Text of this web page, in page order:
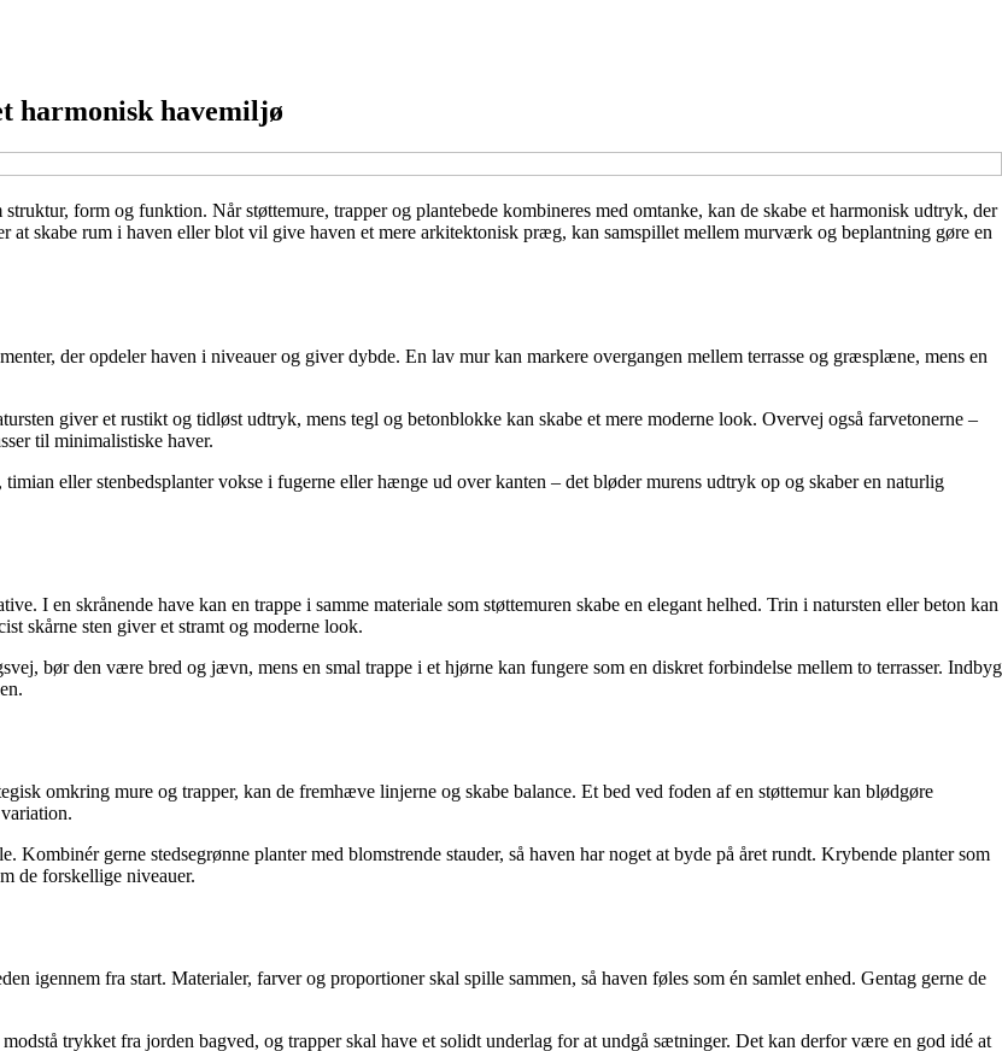
harmonisk havemiljø
form og funktion. Når støttemure, trapper og plantebede kombineres med omtanke, kan de skabe et harmonisk udtryk, der
at skabe rum i haven eller blot vil give haven et mere arkitektonisk præg, kan samspillet mellem murværk og beplantning gøre en
der opdeler haven i niveauer og giver dybde. En lav mur kan markere overgangen mellem terrasse og græsplæne, mens en
giver et rustikt og tidløst udtryk, mens tegl og betonblokke kan skabe et mere moderne look. Overvej også farvetonerne –
til minimalistiske haver.
eller stenbedsplanter vokse i fugerne eller hænge ud over kanten – det bløder murens udtryk op og skaber en naturlig
I en skrånende have kan en trappe i samme materiale som støttemuren skabe en elegant helhed. Trin i natursten eller beton kan
skårne sten giver et stramt og moderne look.
bør den være bred og jævn, mens en smal trappe i et hjørne kan fungere som en diskret forbindelse mellem to terrasser. Indbyg
omkring mure og trapper, kan de fremhæve linjerne og skabe balance. Et bed ved foden af en støttemur kan blødgøre
gerne stedsegrønne planter med blomstrende stauder, så haven har noget at byde på året rundt. Krybende planter som
de forskellige niveauer.
igennem fra start. Materialer, farver og proportioner skal spille sammen, så haven føles som én samlet enhed. Gentag gerne de
trykket fra jorden bagved, og trapper skal have et solidt underlag for at undgå sætninger. Det kan derfor være en god idé at